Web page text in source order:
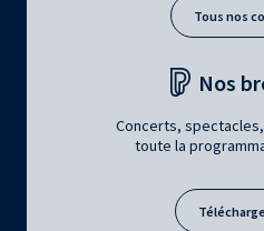
Tous nos
Nos
Concerts,
toute la